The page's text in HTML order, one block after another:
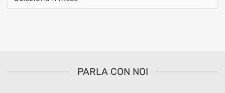
PARLA CON NOI